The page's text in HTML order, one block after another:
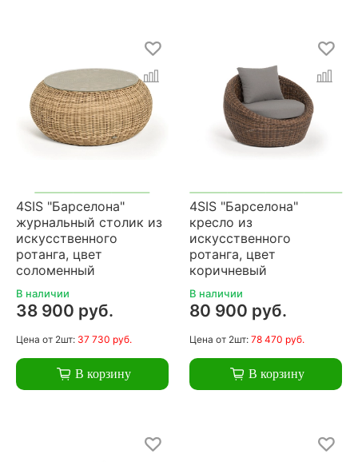
4SIS "Барселона"
журнальный столик из
искусственного
ротанга, цвет
соломенный
В наличии
38 900 руб.
Цена от 2шт: 37 730 руб.
В корзину
4SIS "Барселона"
кресло из
искусственного
ротанга, цвет
коричневый
В наличии
80 900 руб.
Цена от 2шт: 78 470 руб.
В корзину